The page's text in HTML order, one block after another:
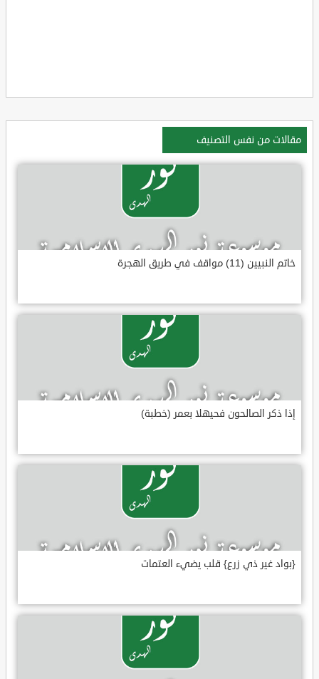
مقالات من نفس التصنيف
خاتم النبيين (11) مواقف في طريق الهجرة
إذا ذكر الصالحون فحيهلا بعمر (خطبة)
{بواد غير ذي زرع} قلب يضيء العتمات